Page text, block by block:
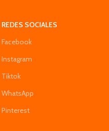
REDES SOCIALES
Facebook
Instagram
Tiktok
WhatsApp
Pinterest